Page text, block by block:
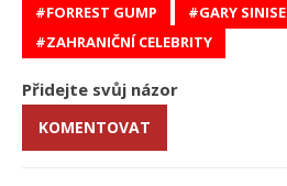
FORREST GUMP GARY SINISE
ZAHRANIČNÍ CELEBRITY
Přidejte svůj názor
KOMENTOVAT